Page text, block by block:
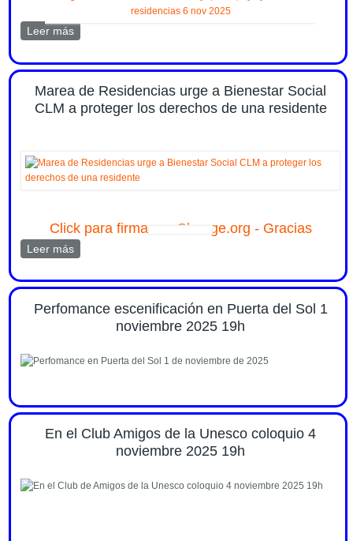
Leer mássobre En Ágora Sol Radio desde Catalunya, CLM, CyL
Marea de Residencias urge a Bienestar Social
CLM a proteger los derechos de una residente
Click para firmar en Change.org - Gracias
Leer mássobre Marea de Residencias urge a Bienestar Social
Perfomance escenificación en Puerta del Sol 1
noviembre 2025 19h
En el Club Amigos de la Unesco coloquio 4
noviembre 2025 19h